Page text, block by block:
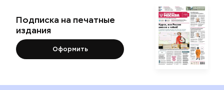
Подписка на печатные
издания
Оформить